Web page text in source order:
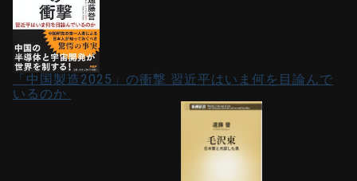
「中国製造2025」の衝撃 習近平はいま何を目論んで
いるのか